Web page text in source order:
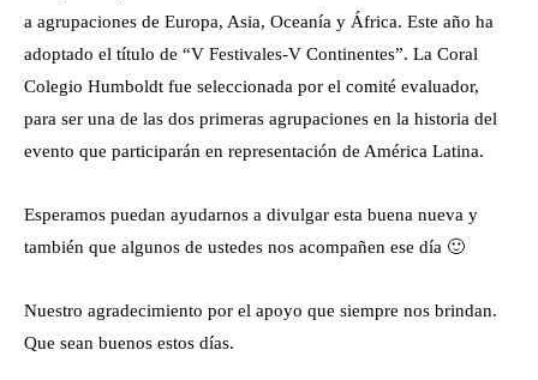
a agrupaciones de Europa, Asia, Oceanía y África. Este año ha
adoptado el título de “V Festivales-V Continentes”. La Coral
Colegio Humboldt fue seleccionada por el comité evaluador,
para ser una de las dos primeras agrupaciones en la historia del
evento que participarán en representación de América Latina.
Esperamos puedan ayudarnos a divulgar esta buena nueva y
también que algunos de ustedes nos acompañen ese día 🙂
Nuestro agradecimiento por el apoyo que siempre nos brindan.
Que sean buenos estos días.